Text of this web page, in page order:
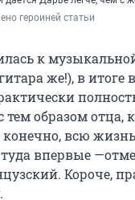
героиней статьи
к
же!), в
тем образом отца,
конечно, всю
впервые
Короче,